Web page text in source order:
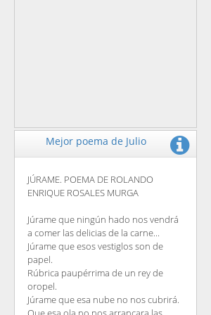
Mejor poema de Julio
JÚRAME. POEMA DE ROLANDO
ENRIQUE ROSALES MURGA
Júrame que ningún hado nos vendrá
a comer las delicias de la carne...
Júrame que esos vestiglos son de
papel.
Rúbrica paupérrima de un rey de
oropel.
Júrame que esa nube no nos cubrirá.